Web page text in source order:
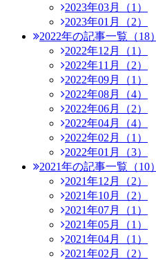
2023年03月（1）
2023年01月（2）
2022年の記事一覧（18）
2022年12月（1）
2022年11月（2）
2022年09月（1）
2022年08月（4）
2022年06月（2）
2022年04月（4）
2022年02月（1）
2022年01月（3）
2021年の記事一覧（10）
2021年12月（2）
2021年10月（2）
2021年07月（1）
2021年05月（1）
2021年04月（1）
2021年02月（2）